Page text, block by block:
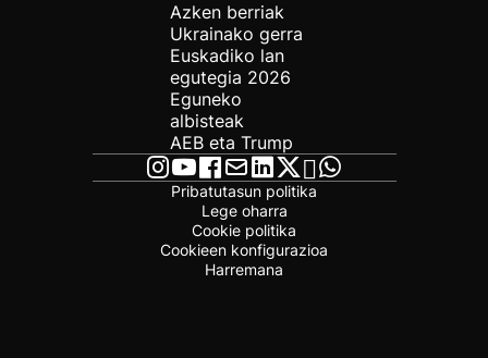
Azken berriak
Ukrainako gerra
Euskadiko lan
egutegia 2026
Eguneko
albisteak
AEB eta Trump
Pribatutasun politika
Lege oharra
Cookie politika
Cookieen konfigurazioa
Harremana